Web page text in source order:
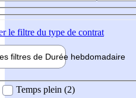
le filtre du type de contrat
filtres de Durée hebdomadaire
Temps plein (2)